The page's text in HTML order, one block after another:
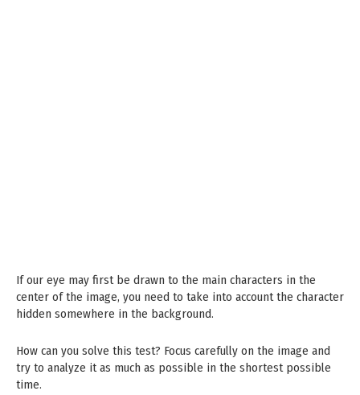
If our eye may first be drawn to the main characters in the
center of the image, you need to take into account the character
hidden somewhere in the background.
How can you solve this test? Focus carefully on the image and
try to analyze it as much as possible in the shortest possible
time.